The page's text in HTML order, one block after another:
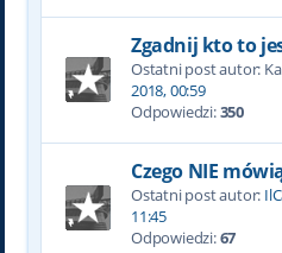
Zgadnij kto to
Ostatni post autor:
2018, 00:59
Odpowiedzi:350
Czego NIE
Ostatni post autor:
11:45
Odpowiedzi:67